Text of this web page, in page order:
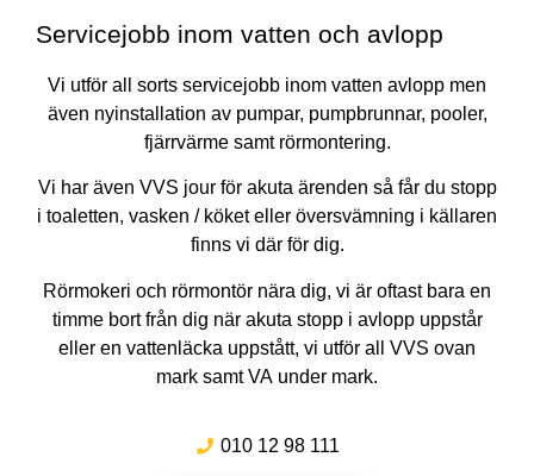
Servicejobb inom vatten och avlopp
Vi utför all sorts servicejobb inom vatten avlopp men
även nyinstallation av pumpar, pumpbrunnar, pooler,
fjärrvärme samt rörmontering.
Vi har även VVS jour för akuta ärenden så får du stopp
i toaletten, vasken / köket eller översvämning i källaren
finns vi där för dig.
Rörmokeri och rörmontör nära dig, vi är oftast bara en
timme bort från dig när akuta stopp i avlopp uppstår
eller en vattenläcka uppstått, vi utför all VVS ovan
mark samt VA under mark.
010 12 98 111